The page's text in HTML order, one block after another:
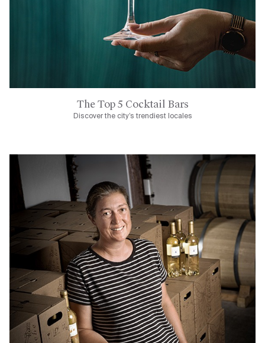
The Top 5 Cocktail Bars
Discover the city’s trendiest locales